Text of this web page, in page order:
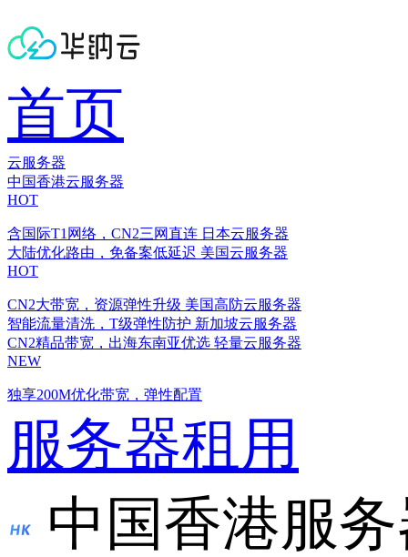
首页
云服务器
中国香港云服务器
HOT
含国际T1网络，CN2三网直连 日本云服务器
大陆优化路由，免备案低延迟 美国云服务器
HOT
CN2大带宽，资源弹性升级 美国高防云服务器
智能流量清洗，T级弹性防护 新加坡云服务器
CN2精品带宽，出海东南亚优选 轻量云服务器
NEW
独享200M优化带宽，弹性配置
服务器租用
中国香港服